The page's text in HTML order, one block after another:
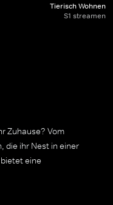
Tierisch Wohnen
S1 streamen
Zuhause? Vom
die ihr Nest in einer
eine